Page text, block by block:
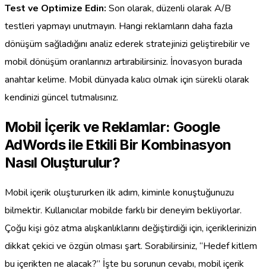
Test ve Optimize Edin: Son olarak, düzenli olarak A/B
testleri yapmayı unutmayın. Hangi reklamların daha fazla
dönüşüm sağladığını analiz ederek stratejinizi geliştirebilir ve
mobil dönüşüm oranlarınızı artırabilirsiniz. İnovasyon burada
anahtar kelime. Mobil dünyada kalıcı olmak için sürekli olarak
kendinizi güncel tutmalısınız.
Mobil İçerik ve Reklamlar: Google
AdWords ile Etkili Bir Kombinasyon
Nasıl Oluşturulur?
Mobil içerik oluştururken ilk adım, kiminle konuştuğunuzu
bilmektir. Kullanıcılar mobilde farklı bir deneyim bekliyorlar.
Çoğu kişi göz atma alışkanlıklarını değiştirdiği için, içeriklerinizin
dikkat çekici ve özgün olması şart. Sorabilirsiniz, “Hedef kitlem
bu içerikten ne alacak?” İşte bu sorunun cevabı, mobil içerik